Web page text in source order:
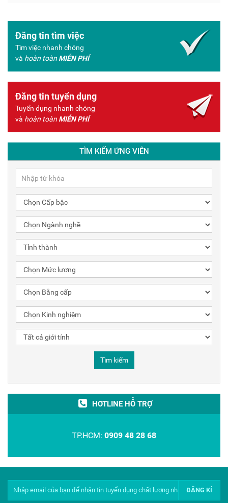
Đăng tin tìm việc
Tìm việc nhanh chóng
và hoàn toàn MIỄN PHÍ
Đăng tin tuyển dụng
Tuyển dụng nhanh chóng
và hoàn toàn MIỄN PHÍ
TÌM KIẾM ỨNG VIÊN
Tìm kiếm
HOTLINE HỖ TRỢ
TP.HCM: 0909 48 28 68